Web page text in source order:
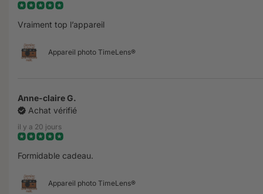
Vraiment top l’appareil
Appareil photo TimeLens®
Anne-claire G.
Achat vérifié
il y a 20 jours
Formidable cadeau.
Appareil photo TimeLens®